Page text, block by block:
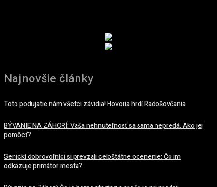
Najnovšie články
Toto podujatie nám všetci závidia! Hovoria hrdí Radošovčania
BÝVANIE NA ZÁHORÍ: Vaša nehnuteľnosť sa sama nepredá. Ako jej
pomôcť?
Senickí dobrovoľníci si prevzali celoštátne ocenenie: Čo im
odkazuje primátor mesta?